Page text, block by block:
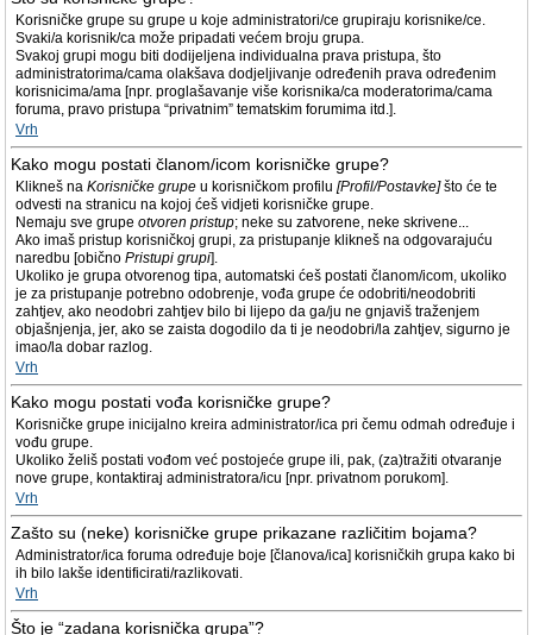
Korisničke grupe su grupe u koje administratori/ce grupiraju korisnike/ce.
Svaki/a korisnik/ca može pripadati većem broju grupa.
Svakoj grupi mogu biti dodijeljena individualna prava pristupa, što
administratorima/cama olakšava dodjeljivanje određenih prava određenim
korisnicima/ama [npr. proglašavanje više korisnika/ca moderatorima/cama
foruma, pravo pristupa “privatnim” tematskim forumima itd.].
Vrh
Kako mogu postati članom/icom korisničke grupe?
Klikneš na Korisničke grupe u korisničkom profilu [Profil/Postavke]što će te
odvesti na stranicu na kojoj ćeš vidjeti korisničke grupe.
Nemaju sve grupe otvoren pristup; neke su zatvorene, neke skrivene...
Ako imaš pristup korisničkoj grupi, za pristupanje klikneš na odgovarajuću
naredbu [obično Pristupi grupi].
Ukoliko je grupa otvorenog tipa, automatski ćeš postati članom/icom, ukoliko
je za pristupanje potrebno odobrenje, vođa grupe će odobriti/neodobriti
zahtjev, ako neodobri zahtjev bilo bi lijepo da ga/ju ne gnjaviš traženjem
objašnjenja, jer, ako se zaista dogodilo da ti je neodobri/la zahtjev, sigurno je
imao/la dobar razlog.
Vrh
Kako mogu postati vođa korisničke grupe?
Korisničke grupe inicijalno kreira administrator/ica pri čemu odmah određuje i
vođu grupe.
Ukoliko želiš postati vođom već postojeće grupe ili, pak, (za)tražiti otvaranje
nove grupe, kontaktiraj administratora/icu [npr. privatnom porukom].
Vrh
Zašto su (neke) korisničke grupe prikazane različitim bojama?
Administrator/ica foruma određuje boje [članova/ica] korisničkih grupa kako bi
ih bilo lakše identificirati/razlikovati.
Vrh
Što je “zadana korisnička grupa”?